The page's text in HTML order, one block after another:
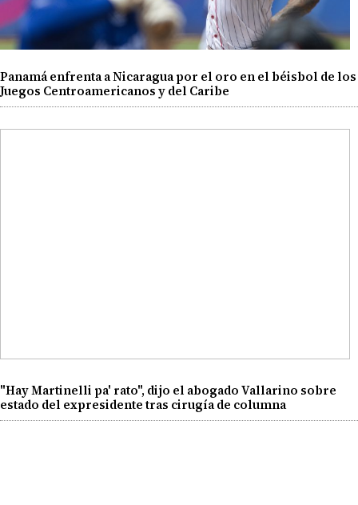
Panamá enfrenta a Nicaragua por el oro en el béisbol de los
Juegos Centroamericanos y del Caribe
"Hay Martinelli pa' rato", dijo el abogado Vallarino sobre
estado del expresidente tras cirugía de columna